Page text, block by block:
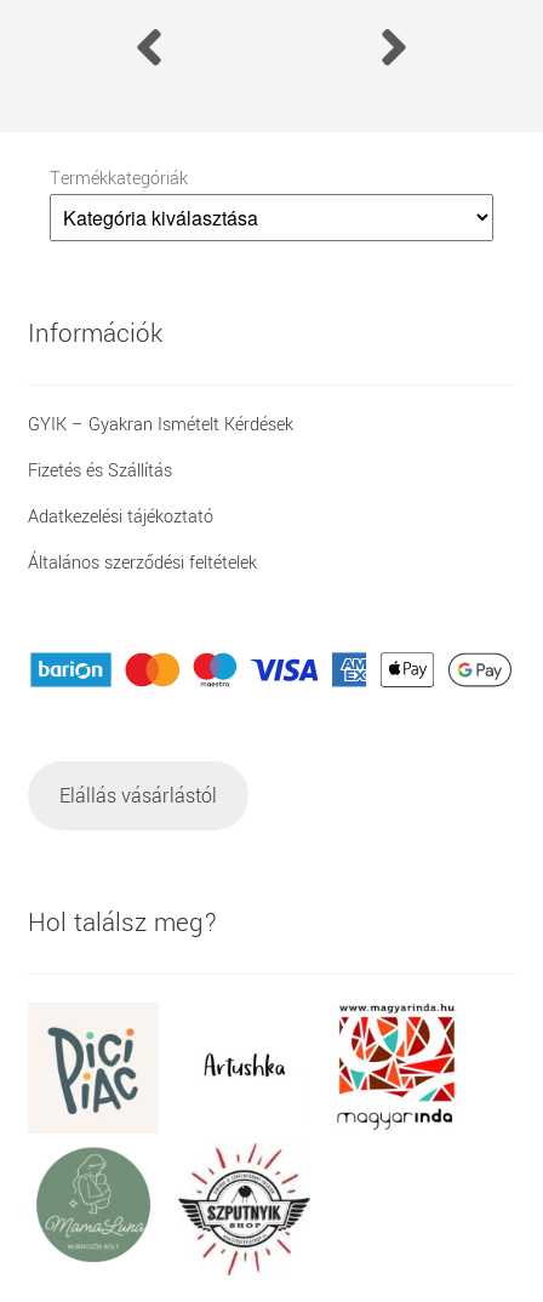
Termékkategóriák
Információk
GYIK – Gyakran Ismételt Kérdések
Fizetés és Szállítás
Adatkezelési tájékoztató
Általános szerződési feltételek
Elállás vásárlástól
Hol találsz meg?